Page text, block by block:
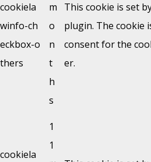
cookiela
winfo-ch
eckbox-o
thers
m
o
n
t
h
s
This cookie is set
plugin. The cookie
consent for the
er.
cookiela
1
1